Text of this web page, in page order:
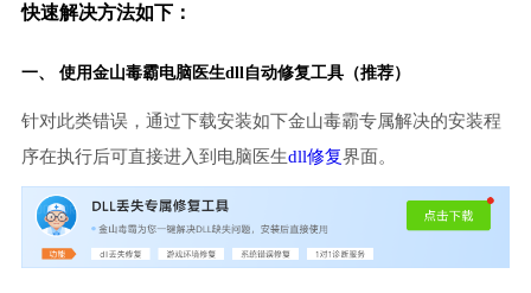
快速解决方法如下：
一、 使用金山毒霸电脑医生dll自动修复工具（推荐）
针对此类错误，通过下载安装如下金山毒霸专属解决的安装程
序在执行后可直接进入到电脑医生dll修复界面。